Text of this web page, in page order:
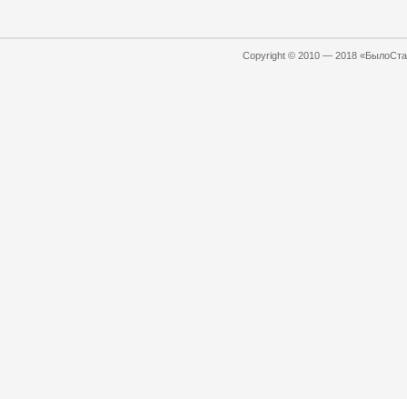
Copyright © 2010 — 2018